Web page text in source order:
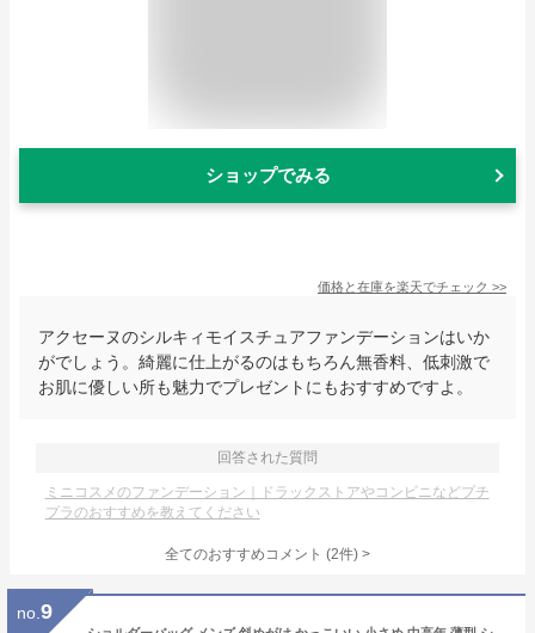
ショップでみる
価格と在庫を楽天でチェック >>
アクセーヌのシルキィモイスチュアファンデーションはいか
がでしょう。綺麗に仕上がるのはもちろん無香料、低刺激で
お肌に優しい所も魅力でプレゼントにもおすすめですよ。
回答された質問
ミニコスメのファンデーション｜ドラックストアやコンビニなどプチ
プラのおすすめを教えてください
全てのおすすめコメント (2件) >
no. 9